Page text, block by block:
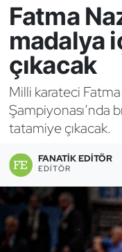
Fatma
madalya
çıkacak
Milli karateci
Şampiyonası’nda
tatamiye çıkacak.
FANATIK EDITÖR
EDITÖR
Binicilik
Bisiklet
Boks
Briç
Buz Hokeyi
Buz Pateni